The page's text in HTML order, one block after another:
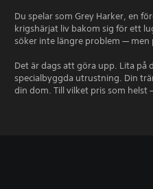
Du spelar som Grey Harker, en
krigshärjat liv bakom sig för ett
söker inte längre problem —
Det är dags att göra upp. Lita på
specialbyggda utrustning. Din
din dom. Till vilket pris som